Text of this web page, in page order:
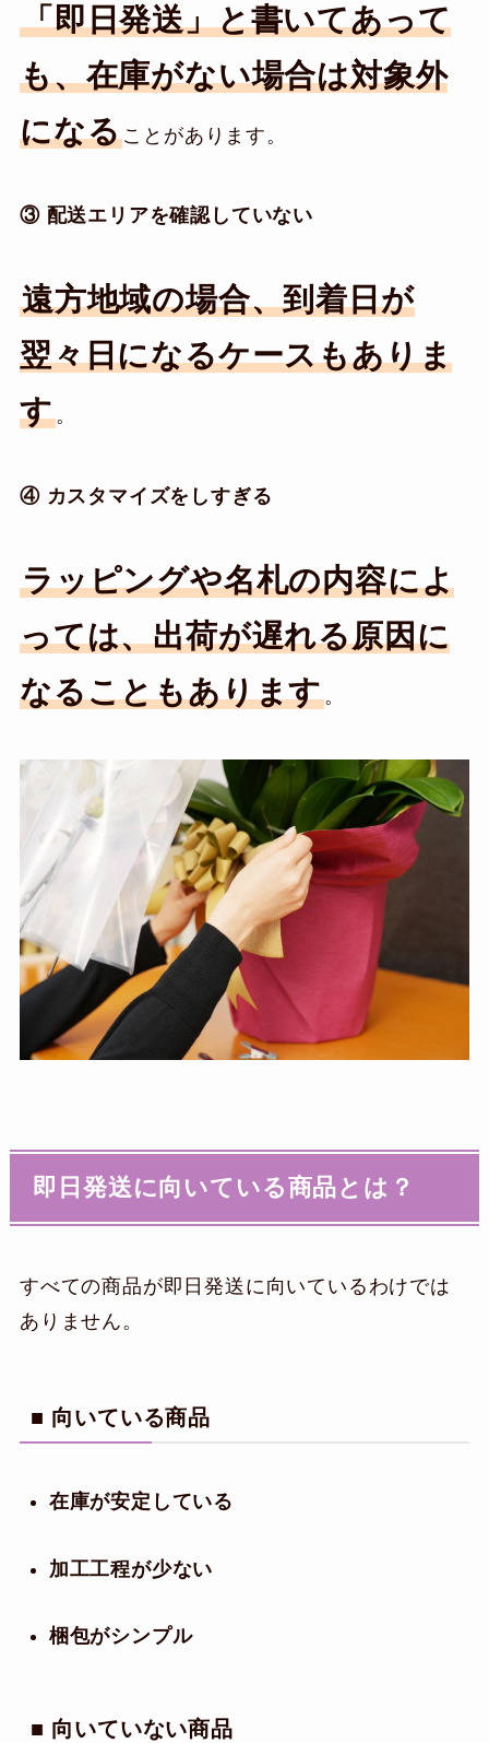
「即日発送」と書いてあって
も、在庫がない場合は対象外
になることがあります。
③ 配送エリアを確認していない
遠方地域の場合、到着日が
翌々日になるケースもありま
す。
④ カスタマイズをしすぎる
ラッピングや名札の内容によ
っては、出荷が遅れる原因に
なることもあります。
即日発送に向いている商品とは？
すべての商品が即日発送に向いているわけでは
ありません。
■ 向いている商品
在庫が安定している
加工工程が少ない
梱包がシンプル
■ 向いていない商品